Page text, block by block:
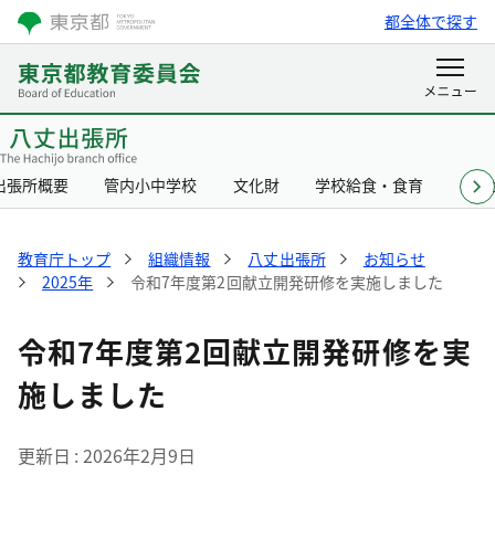
都全体で探す
張所概要 管内小中学校 文化財 学校給食・食育 リン
教育庁トップ 組織情報 八丈出張所
お知らせ
2025年
令和7年度第2回献立開発研修を実施しました
令和7年度第2回献立開発研修を実
施しました
更新日 2026年2月9日